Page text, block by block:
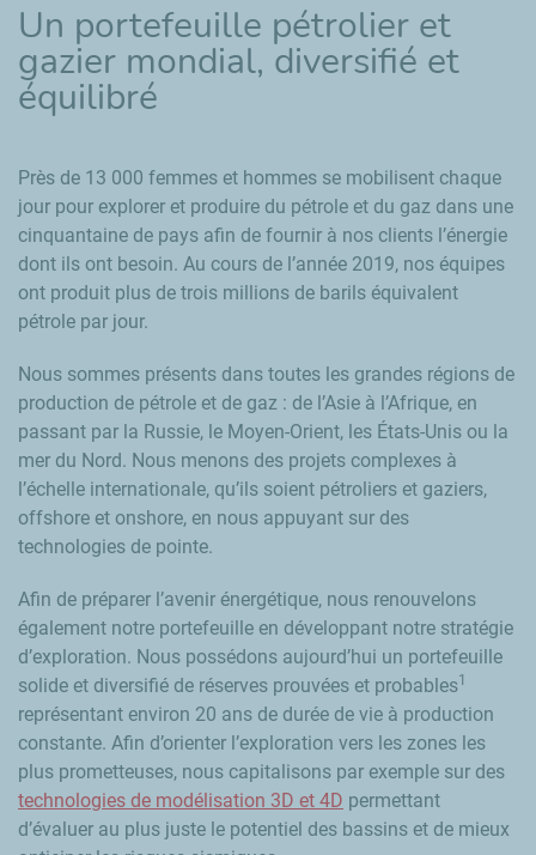
Un portefeuille pétrolier et
gazier mondial, diversifié et
équilibré
Près de 13 000 femmes et hommes se mobilisent chaque
jour pour explorer et produire du pétrole et du gaz dans une
cinquantaine de pays afin de fournir à nos clients l’énergie
dont ils ont besoin. Au cours de l’année 2019, nos équipes
ont produit plus de trois millions de barils équivalent
pétrole par jour.
Nous sommes présents dans toutes les grandes régions de
production de pétrole et de gaz : de l’Asie à l’Afrique, en
passant par la Russie, le Moyen-Orient, les États-Unis ou la
mer du Nord. Nous menons des projets complexes à
l’échelle internationale, qu’ils soient pétroliers et gaziers,
offshore et onshore, en nous appuyant sur des
technologies de pointe.
Afin de préparer l’avenir énergétique, nous renouvelons
également notre portefeuille en développant notre stratégie
d’exploration. Nous possédons aujourd’hui un portefeuille
solide et diversifié de réserves prouvées et probables1
représentant environ 20 ans de durée de vie à production
constante. Afin d’orienter l’exploration vers les zones les
plus prometteuses, nous capitalisons par exemple sur des
technologies de modélisation 3D et 4D permettant
d’évaluer au plus juste le potentiel des bassins et de mieux